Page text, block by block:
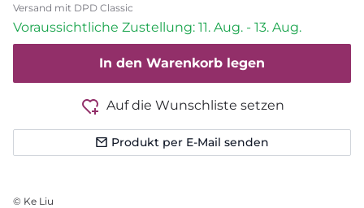
Versand mit DPD Classic
Voraussichtliche Zustellung: 11. Aug. - 13. Aug.
In den Warenkorb legen
Auf die Wunschliste setzen
Produkt per E-Mail senden
© Ke Liu